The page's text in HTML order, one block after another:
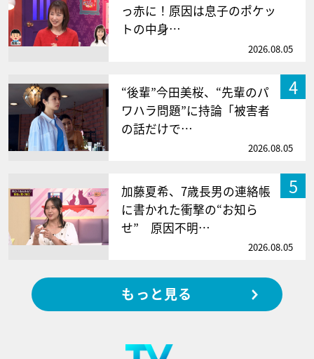
っ赤に！原因は息子のポケッ
トの中身…
2026.08.05
4
“後輩”今田美桜、“先輩のパ
ワハラ問題”に持論「被害者
の話だけで…
2026.08.05
5
加藤夏希、7歳長男の連絡帳
に書かれた衝撃の“お知ら
せ” 原因不明…
2026.08.05
もっと見る